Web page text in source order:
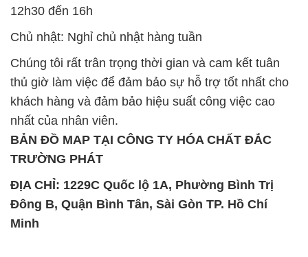
12h30 đến 16h
Chủ nhật: Nghỉ chủ nhật hàng tuần
Chúng tôi rất trân trọng thời gian và cam kết tuân
thủ giờ làm việc để đảm bảo sự hỗ trợ tốt nhất cho
khách hàng và đảm bảo hiệu suất công việc cao
nhất của nhân viên.
BẢN ĐỒ MAP TẠI CÔNG TY HÓA CHẤT ĐẮC
TRƯỜNG PHÁT
ĐỊA CHỈ: 1229C Quốc lộ 1A, Phường Bình Trị
Đông B, Quận Bình Tân, Sài Gòn TP. Hồ Chí
Minh